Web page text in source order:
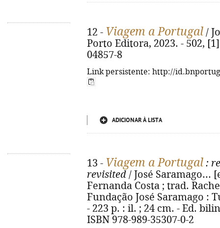
12 - Viagem a Portugal /
Porto Editora, 2023. - 502,
04857-8
Link persistente: http://
ADICIONAR À LISTA
13 - Viagem a Portugal :
revisited / José Saramago...
Fernanda Costa ; trad.
Fundação José Saramago :
- 223 p. : il. ; 24 cm. - Ed.
ISBN 978-989-35307-0-2